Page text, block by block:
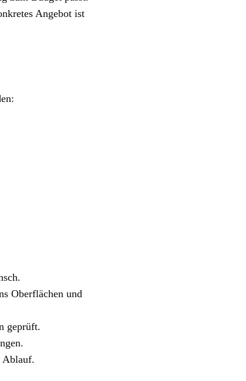
Angebot ist
Oberflächen und
geprüft.
Ablauf.